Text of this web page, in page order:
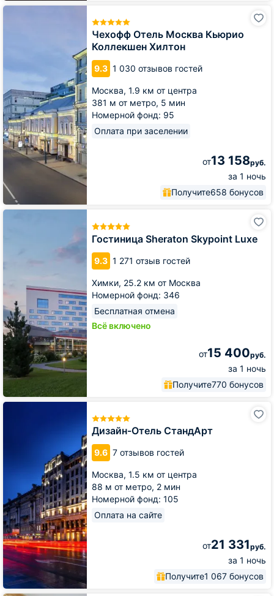
Чехофф Отель Москва Кьюрио
Коллекшен Хилтон
9.3 1 030 отзывов гостей
Москва, 1.9 км от центра
381 м от метро, 5 мин
Номерной фонд: 95
Оплата при заселении
от13 158руб.
за 1 ночь
Получите658 бонусов
Чехофф
Гостиница Sheraton Skypoint Luxe
9.3 1 271 отзыв гостей
Химки, 25.2 км от Москва
Номерной фонд: 346
Бесплатная отмена
Всё включено
от15 400руб.
за 1 ночь
Получите770 бонусов
Гостиница
Дизайн-Отель СтандАрт
9.6 7 отзывов гостей
Москва, 1.5 км от центра
88 м от метро, 2 мин
Номерной фонд: 105
Оплата на сайте
от21 331руб.
за 1 ночь
Получите1 067 бонусов
Дизайн-